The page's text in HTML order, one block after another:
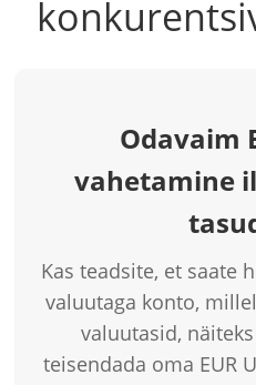
Odavaim
vahetamine
Kas teadsite, et saate
valuutaga konto,
valuutasid,
teisendada oma EUR